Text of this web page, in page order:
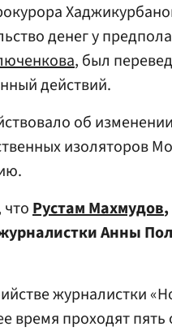
денег у
, был
действий.
об
изоляторов
Рустам Махмудов
Анны
журналистки
время проходят